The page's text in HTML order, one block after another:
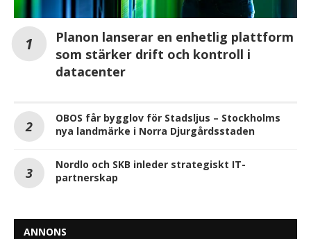
Planon lanserar en enhetlig plattform
som stärker drift och kontroll i
datacenter
OBOS får bygglov för Stadsljus – Stockholms
nya landmärke i Norra Djurgårdsstaden
Nordlo och SKB inleder strategiskt IT-
partnerskap
ANNONS